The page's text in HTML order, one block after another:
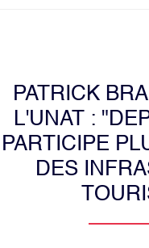
PATRICK
L'UNAT :
PARTICIPE
DES